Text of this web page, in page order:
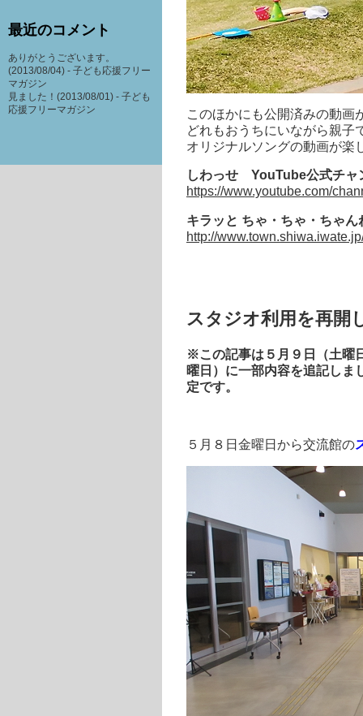
このほかにも公開済みの動画
どれもおうちにいながら親子
オリジナルソングの動画が楽
しわっせ YouTube公式チャ
https://www.youtube.com/
キラッと ちゃ・ちゃ・ちゃん
http://
スタジオ利用を再開
※この記事は５月９日（土曜
曜日）に一部内容を追記しま
定です。
５月８日金曜日から交流館の
最近のコメント
ありがとうございます。
(2013/08/04) - 子ども応援フリー
マガジン
見ました！(2013/08/01) - 子ども
応援フリーマガジン